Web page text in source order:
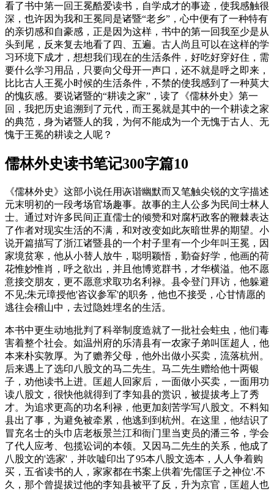
看了书中第一回王冕酷爱读书，自学成才的事迹，使我感触很
深，也许因为我和王冕同是诸暨“老乡”，心中便有了一种特有
的亲切感和自豪感，正是因为这样，书中的第一回我至少是从
头到尾，反来复去地看了四、五遍。古人尚且可以在这样的学
习环境下成才，想想我们现在的生活条件，好吃好穿好住，需
要什么学习用品，只要向父母开一声口，还不就是呼之即来，
比比古人王冕小时候的生活条件，不禁的使我感到了一种莫大
的愧疚感。要说诸暨的“耕读之家”，读了《儒林外史》第一
回，我把历史追溯到了元代，而王冕就是其中的一个耕读之家
的典范，身为诸暨人的我，为何不能成为一个无愧于古人、无
愧于王冕的耕读之人呢？
儒林外史读书笔记300字篇10
《儒林外史》这部小说任用诙谐幽默而又笔触尖锐的文字描述
元末明初的一段考场官场趣事。故事的主人公多为民间士林人
士。通过对许多民间正直儒士的倾赞和对腐朽政客的鞭棘表达
了作者对现实生活的不满，和对改变如此灰暗世界的期望。小
说开篇描写了浙江诸暨县的一个村子里有一个少年叫王冕，因
家境贫寒，他从小替人放牛，聪明颖悟，勤奋好学，他画的荷
花惟妙惟肖，呼之欲出，并且他博览群书，才华横溢。他不愿
意接交朋友，更不愿意求取功名利禄。县令登门拜访，他躲避
不见;朱元璋授他'咨议参军'的职务，他也不接受，心甘情愿的
逃往会稽山中，去过隐姓埋名的生活。
本书中更生动地批判了科举制度造就了一批社会蛀虫，他们毒
害着整个社会。如温州府的乐清县有一农家子弟叫匡超人，他
本来朴实敦厚。为了赡养父母，他外出做小买卖，流落杭州。
后来遇上了选印八股文的马二先生。马二先生赠给他十两银
子，劝他读书上进。匡超人回家后，一面做小买卖，一面用功
读八股文，很快他就得到了李知县的赏识，被提拔考上了秀
才。为追求更高的功名利禄，他更加刻苦学写八股文。不料知
县出了事，为避免被牵累，他逃到到杭州。在这里，他结识了
冒充名士的头巾店老板景兰江和衙门里当吏员的潘三爷，学会
了代人应考、包揽讼词的本领。又因马二先生的关系，他成了
八股文的'选家'，并吹嘘印出了95本八股文选本，人人争着购
买，五省读书的人，家家都在书案上供着'先儒匡子之神位'.不
久，那个曾提拔过他的李知县被平了反，升为京官，匡超人也